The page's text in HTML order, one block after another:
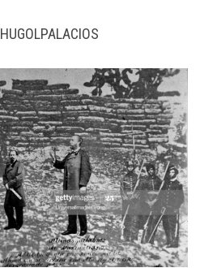
HUGOLPALACIOS